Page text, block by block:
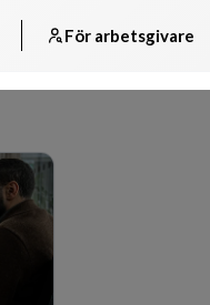
För arbetsgivare